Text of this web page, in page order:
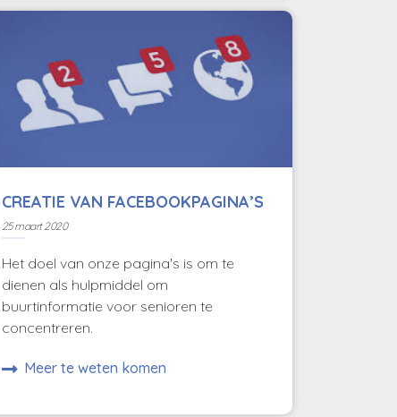
CREATIE VAN FACEBOOKPAGINA’S
25 maart 2020
Het doel van onze pagina's is om te
dienen als hulpmiddel om
buurtinformatie voor senioren te
concentreren.
Meer te weten komen